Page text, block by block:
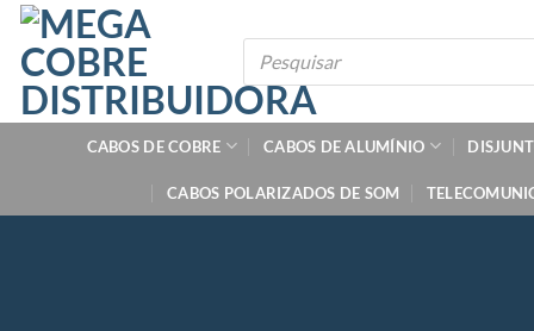
Skip
content
Pesquisar
produtos
CABOS DE COBRE CABOS DE ALUMÍNIO
CABOS POLARIZADOS DE SOM